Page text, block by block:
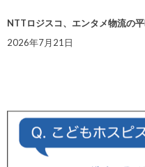
NTTロジスコ、エンタメ物流の
2026年7月21日